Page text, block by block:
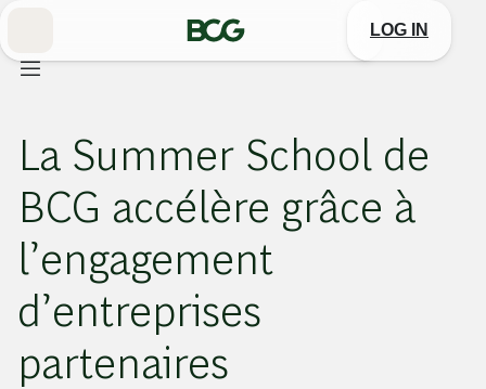
Main
LOG IN
La Summer School de
BCG accélère grâce à
l’engagement
d’entreprises
partenaires